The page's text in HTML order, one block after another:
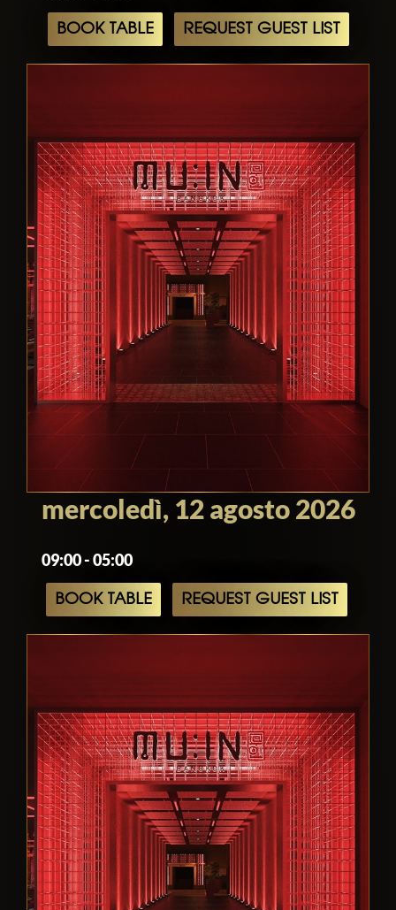
BOOK TABLE REQUEST GUEST LIST
mercoledì, 12 agosto 2026
09:00 - 05:00
BOOK TABLE REQUEST GUEST LIST